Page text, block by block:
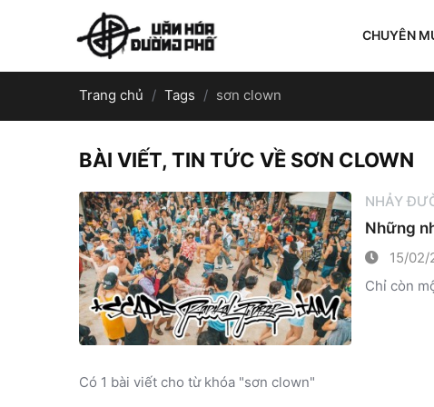
CHUYÊN
Trang chủ Tags sơn clown
BÀI VIẾT, TIN TỨC VỀ SƠN CLOWN
NHẢY
Những
15/02/
Chỉ còn
Có 1 bài viết cho từ khóa "sơn clown"